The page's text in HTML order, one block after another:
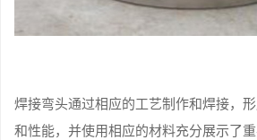
焊接弯头通过相应的工艺制作和焊接，
和性能，并使用相应的材料充分展示了